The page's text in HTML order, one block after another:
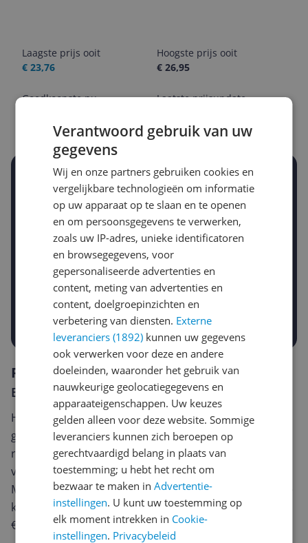
Laagste prijs ooit
€ 23,76
Hoogste prijs ooit
€ 26,95
Goedkoopste nu
Laatste prijsupdate
Stel een alert in en mis geen prijsdaling
Krijg een seintje zodra de prijs zakt
Jouw e-mailadres
Gewenste daling of bedrag
-10% -15%
Gewenste prijs
€
Prijsalert aanzetten
Reviews
Er zijn nog geen reviews geschreven
Heb jij dit product in bezit en wil je graag je mening
geven? Start dan hieronder met het schrijven van je
review. Afhankelijk van de details duurt het schrijven
van een review gemiddeld tussen de 3 en 10 minuten.
Met jouw mening help je andere bezoekers een betere
keuze te maken én maak je iedere maand kans op
€250,-!
Klik hier voor de actievoorwaarden.
Verantwoord gebruik van uw
gegevens
Wij en onze partners gebruiken cookies en
vergelijkbare technologieën om informatie
op uw apparaat op te slaan en te openen
en om persoonsgegevens te verwerken,
zoals uw IP-adres, unieke identificatoren
en browsegegevens, voor
gepersonaliseerde advertenties en
content, meting van advertenties en
content, doelgroepinzichten en
verbetering van diensten. Externe
leveranciers (1892) kunnen uw gegevens
ook verwerken voor deze en andere
doeleinden, waaronder het gebruik van
nauwkeurige geolocatiegegevens en
apparaateigenschappen. Uw keuzes
gelden alleen voor deze website. Sommige
leveranciers kunnen zich beroepen op
gerechtvaardigd belang in plaats van
toestemming; u hebt het recht om
bezwaar te maken inAdvertentie-
instellingen. U kunt uw toestemming op
elk moment intrekken in Cookie-
instellingen. Privacybeleid